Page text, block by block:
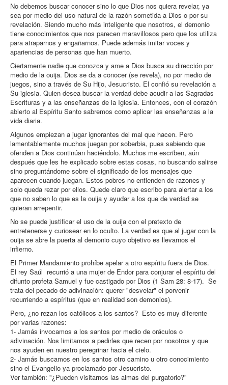
No debemos buscar conocer sino lo que Dios nos quiera revelar, ya
sea por medio del uso natural de la razón sometida a Dios o por su
revelación. Siendo mucho más inteligente que nosotros, el demonio
tiene conocimientos que nos parecen maravillosos pero que los utiliza
para atraparnos y engañarnos. Puede además imitar voces y
apariencias de personas que han muerto.
Ciertamente nadie que conozca y ame a Dios busca su dirección por
medio de la ouija. Dios se da a conocer (se revela), no por medio de
juegos, sino a través de Su Hijo, Jesucristo. El confió su revelación a
Su iglesia. Quien desea buscar la verdad debe acudir a las Sagradas
Escrituras y a las enseñanzas de la Iglesia. Entonces, con el corazón
abierto al Espíritu Santo sabremos como aplicar las enseñanzas a la
vida diaria.
Algunos empiezan a jugar ignorantes del mal que hacen. Pero
lamentablemente muchos juegan por soberbia, pues sabiendo que
ofenden a Dios continúan haciéndolo. Muchos me escriben, aún
después que les he explicado sobre estas cosas, no buscando salirse
sino preguntándome sobre el significado de los mensajes que
aparecen cuando juegan. Estos pobres no entienden de razones y
solo queda rezar por ellos. Quede claro que escribo para alertar a los
que no saben lo que es la ouija y ayudar a los que de verdad se
quieran arrepentir.
No se puede justificar el uso de la ouija con el pretexto de
entretenerse y curiosear en lo oculto. La verdad es que al jugar con la
ouija se abre la puerta al demonio cuyo objetivo es llevarnos el
infierno.
El Primer Mandamiento prohíbe apelar a otro espíritu fuera de Dios.
El rey Saúl recurrió a una mujer de Endor para conjurar el espíritu del
difunto profeta Samuel y fue castigado por Dios (1 Sam 28: 8-17). Se
trata del pecado de adivinación: querer "desvelar" el porvenir
recurriendo a espíritus (que en realidad son demonios).
Pero, ¿no rezan los católicos a los santos? Esto es muy diferente
por varias razones:
1- Jamás invocamos a los santos por medio de oráculos o
adivinación. Nos limitamos a pedirles que recen por nosotros y que
nos ayuden en nuestro peregrinar hacia el cielo.
2- Jamás buscamos en los santos otro camino u otro conocimiento
sino el Evangelio ya proclamado por Jesucristo.
Ver también: "¿Pueden visitarnos las almas del purgatorio?"